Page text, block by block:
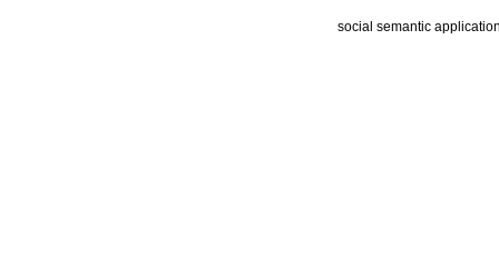
social semantic